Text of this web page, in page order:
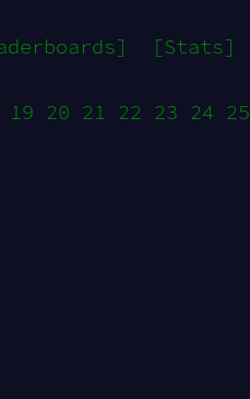
[Stats]
19 20 21 22 23 24 25